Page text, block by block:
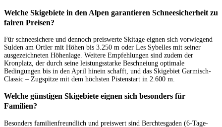
Welche Skigebiete in den Alpen garantieren Schneesicherheit zu
fairen Preisen?
Für schneesichere und dennoch preiswerte Skitage eignen sich vorwiegend
Sulden am Ortler mit Höhen bis 3.250 m oder Les Sybelles mit seiner
ausgezeichneten Höhenlage. Weitere Empfehlungen sind zudem der
Kronplatz, der durch seine leistungsstarke Beschneiung optimale
Bedingungen bis in den April hinein schafft, und das Skigebiet Garmisch-
Classic – Zugspitze mit dem höchsten Pistenstart in 2.600 m.
Welche günstigen Skigebiete eignen sich besonders für
Familien?
Besonders familienfreundlich und preiswert sind Berchtesgaden (6-Tage-